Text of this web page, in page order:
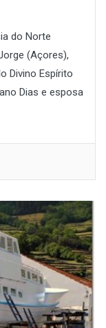
do Norte
(Açores),
Divino Espírito
Dias e esposa